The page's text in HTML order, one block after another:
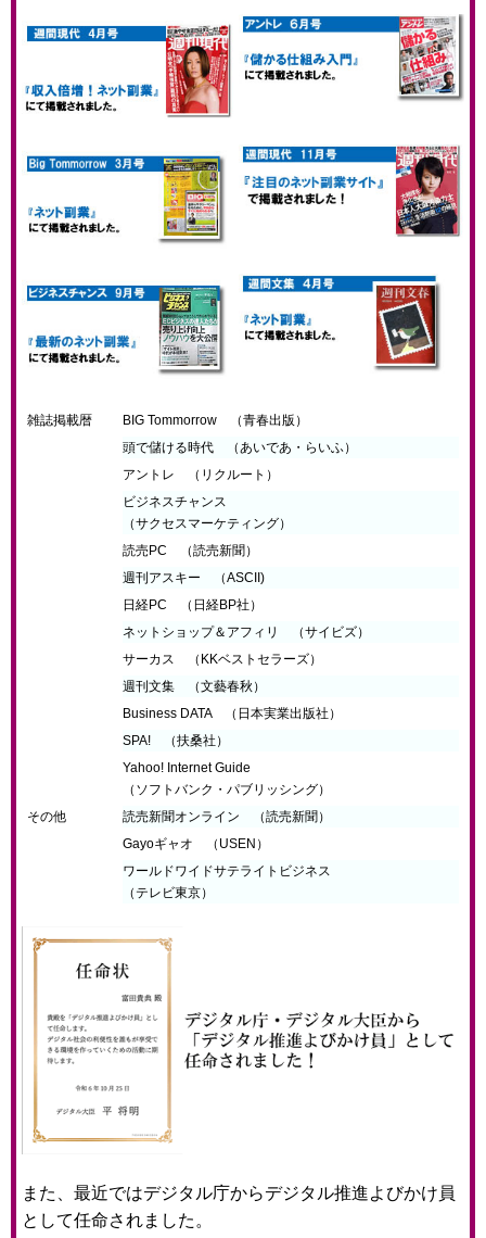
雑誌掲載暦
BIG Tommorrow （青春出版）
頭で儲ける時代 （あいであ・らいふ）
アントレ （リクルート）
ビジネスチャンス
（サクセスマーケティング）
読売PC （読売新聞）
週刊アスキー （ASCII)
日経PC （日経BP社）
ネットショップ＆アフィリ （サイビズ）
サーカス （KKベストセラーズ）
週刊文集 （文藝春秋）
Business DATA （日本実業出版社）
SPA! （扶桑社）
Yahoo! Internet Guide
（ソフトバンク・パブリッシング）
その他
読売新聞オンライン （読売新聞）
Gayoギャオ （USEN）
ワールドワイドサテライトビジネス
（テレビ東京）
また、最近ではデジタル庁からデジタル推進よびかけ員
として任命されました。